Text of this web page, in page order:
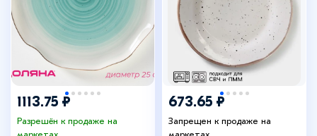
1113.75 ₽
Разрешён к продаже на
673.65 ₽
Запрещен к продаже на